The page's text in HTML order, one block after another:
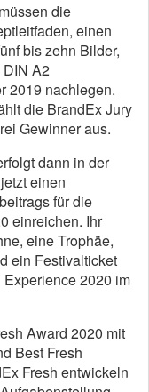
die
einen
bis zehn Bilder,
A2
2019 nachlegen.
die BrandEx Jury
Gewinner aus.
dann in der
einen
für die
einreichen. Ihr
eine Trophäe,
ein Festivalticket
2020 im
Award 2020 mit
Best Fresh
Fresh entwickeln